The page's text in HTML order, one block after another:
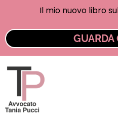
Il mio nuovo libro
GUARDA